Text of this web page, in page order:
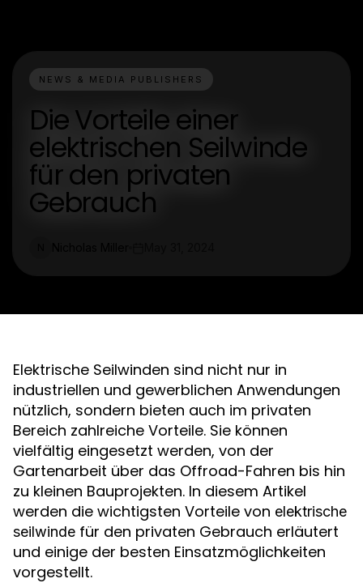
NEWS & MEDIA PUBLISHERS
Die Vorteile einer
elektrischen Seilwinde
für den privaten
Gebrauch
Elektrische Seilwinden sind nicht nur in
industriellen und gewerblichen Anwendungen
nützlich, sondern bieten auch im privaten
Bereich zahlreiche Vorteile. Sie können
vielfältig eingesetzt werden, von der
Gartenarbeit über das Offroad-Fahren bis hin
zu kleinen Bauprojekten. In diesem Artikel
werden die wichtigsten Vorteile von elektrische
seilwinde für den privaten Gebrauch erläutert
und einige der besten Einsatzmöglichkeiten
vorgestellt.